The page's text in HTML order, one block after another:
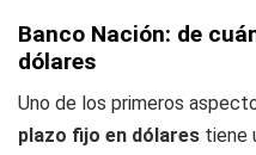
Banco Nación: de
dólares
Uno de los primeros
plazo fijo en dólares tiene